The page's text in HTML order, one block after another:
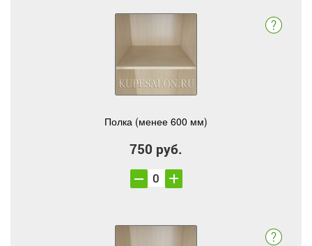
Полка (менее 600 мм)
750 руб.